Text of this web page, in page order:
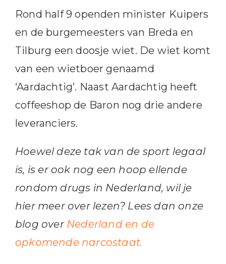
Rond half 9 openden minister Kuipers
en de burgemeesters van Breda en
Tilburg een doosje wiet. De wiet komt
van een wietboer genaamd
‘Aardachtig’. Naast Aardachtig heeft
coffeeshop de Baron nog drie andere
leveranciers.
Hoewel deze tak van de sport legaal
is, is er ook nog een hoop ellende
rondom drugs in Nederland, wil je
hier meer over lezen? Lees dan onze
blog over Nederland en de
opkomende narcostaat.